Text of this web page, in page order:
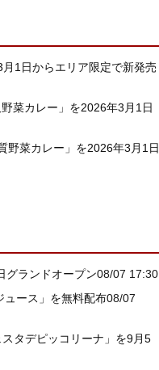
1日からエリア限定で新発売
菜カレー」を2026年3月1日
菜カレー」を2026年3月1日
グランドオープン08/07 17:30
ュース」を無料配布08/07
タデピッコリーナ」を9月5